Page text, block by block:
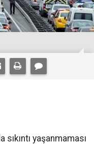
sıkıntı yaşanmaması